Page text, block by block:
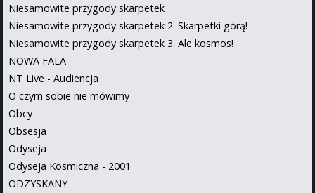
Niesamowite przygody skarpetek
Niesamowite przygody skarpetek 2. Skarpetki górą!
Niesamowite przygody skarpetek 3. Ale kosmos!
NOWA FALA
NT Live - Audiencja
O czym sobie nie mówimy
Obcy
Obsesja
Odyseja
Odyseja Kosmiczna - 2001
ODZYSKANY